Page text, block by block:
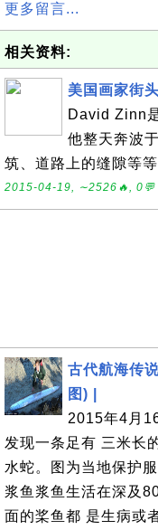
更多留言...
相关资料:
美国画家街
David Zinn
他整天奔波
筑、道路上的缝隙等
2015-04-19, ∼2526🔥, 0💬
古代航海传
图) |
2015年4月
发现一条足有 三米长
水蛇。图为当地保护
浆鱼浆鱼生活在深及
面的桨鱼都 是生病或